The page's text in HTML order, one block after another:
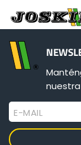
GAMA
E-MAIL